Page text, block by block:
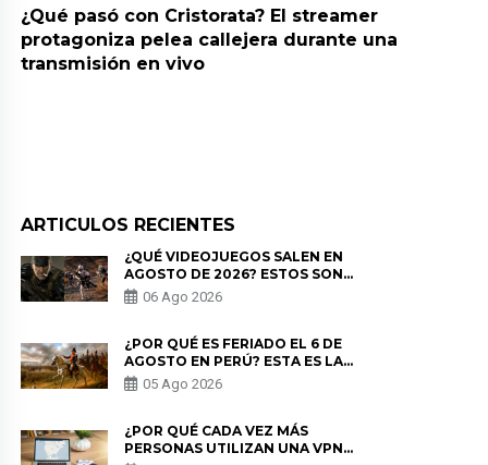
¿Qué pasó con Cristorata? El streamer
protagoniza pelea callejera durante una
transmisión en vivo
ARTICULOS RECIENTES
¿QUÉ VIDEOJUEGOS SALEN EN
AGOSTO DE 2026? ESTOS SON
LOS ESTRENOS MÁS ESPERADOS
06 Ago 2026
¿POR QUÉ ES FERIADO EL 6 DE
AGOSTO EN PERÚ? ESTA ES LA
HISTORIA
05 Ago 2026
¿POR QUÉ CADA VEZ MÁS
PERSONAS UTILIZAN UNA VPN